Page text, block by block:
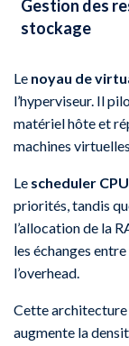
Gestion des
stockage
Le noyau de
l’hyperviseur. Il
matériel hôte et
machines
Le scheduler CPU
priorités, tandis
l’allocation de la
les échanges
l’overhead.
Cette
augmente la